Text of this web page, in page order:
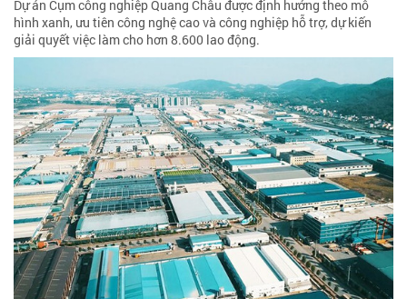
Dự án Cụm công nghiệp Quang Châu được định hướng theo mô
hình xanh, ưu tiên công nghệ cao và công nghiệp hỗ trợ, dự kiến
giải quyết việc làm cho hơn 8.600 lao động.